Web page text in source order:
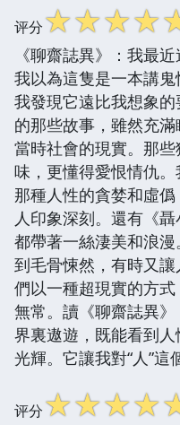
评分☆☆☆☆
《聊齋誌異》：我最
我以為這隻是一本講鬼
我發現它遠比我想象
的那些故事，雖然充
當時社會的現實。那
味，更懂得愛恨情仇。
那種人性的貪婪和虛
人印象深刻。還有《
都帶著一絲淒美和浪
到毛骨悚然，有時又
們以一種超現實的方
無常。讀《聊齋誌異
界裏遨遊，既能看到
光輝。它讓我對“人”這
评分☆☆☆☆